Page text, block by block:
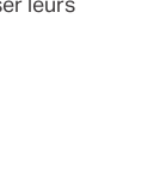
leurs